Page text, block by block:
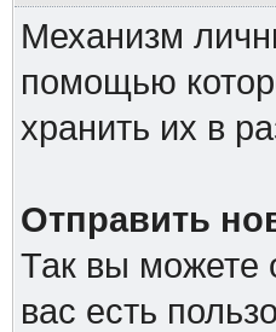
Механизм
помощью
хранить их в
Отправить
Так вы можете
вас есть